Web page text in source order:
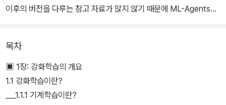
이후의 버전을 다루는 참고 자료가 많지 않기 때문에 ML-Agents를
다룬다. 또한 이 책은 2020년 출간된 ≪텐서플로와 유니티 ML-Age
nts로 배우는 강화학습≫의 개정판으로 최신버전의 ML-Agents에
대한 내용을 다루고 있다.
목차
▣ 1장: 강화학습의 개요
1.1 강화학습이란?
___1.1.1 기계학습이란?